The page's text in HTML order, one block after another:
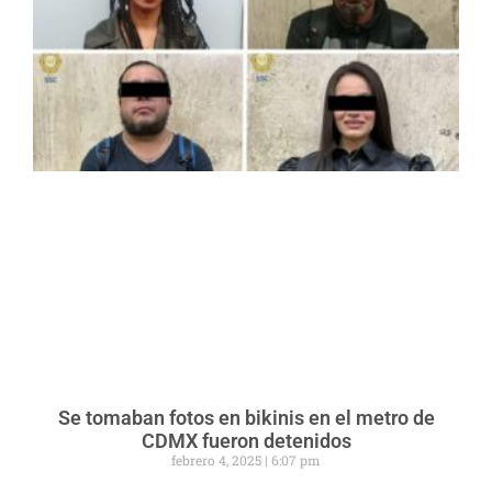
Se tomaban fotos en bikinis en el metro de
CDMX fueron detenidos
febrero 4, 2025 6:07 pm